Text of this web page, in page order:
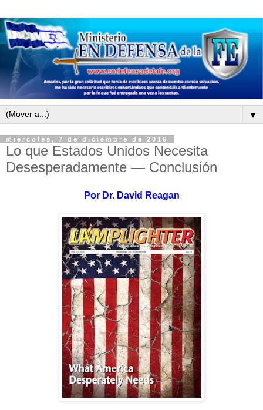
▼
miércoles, 7 de diciembre de 2016
Lo que Estados Unidos Necesita
Desesperadamente — Conclusión
Por Dr. David Reagan